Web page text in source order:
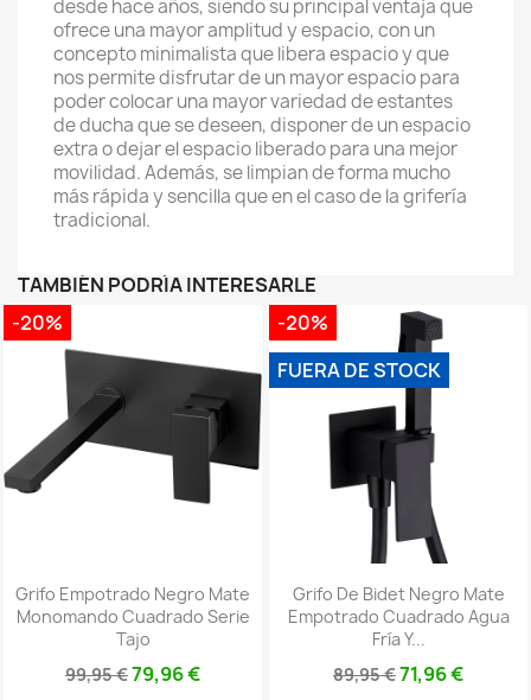
desde hace años, siendo su principal ventaja que
ofrece una mayor amplitud y espacio, con un
concepto minimalista que libera espacio y que
nos permite disfrutar de un mayor espacio para
poder colocar una mayor variedad de estantes
de ducha que se deseen, disponer de un espacio
extra o dejar el espacio liberado para una mejor
movilidad. Además, se limpian de forma mucho
más rápida y sencilla que en el caso de la grifería
tradicional.
TAMBIÉN PODRÍA INTERESARLE
Grifo Empotrado Negro Mate
Monomando Cuadrado Serie
Tajo
99,95 €79,96 €
-20%
Grifo De Bidet Negro Mate
Empotrado Cuadrado Agua
Fría Y...
89,95 €71,96 €
-20%
FUERA DE STOCK